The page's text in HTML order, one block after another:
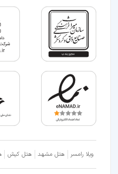
ویلا رامسر هتل مشهد هتل کیش